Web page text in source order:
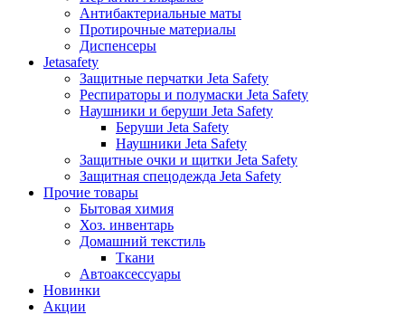
Антибактериальные маты
Протирочные материалы
Диспенсеры
Jetasafety
Защитные перчатки Jeta Safety
Респираторы и полумаски Jeta Safety
Наушники и беруши Jeta Safety
Беруши Jeta Safety
Наушники Jeta Safety
Защитные очки и щитки Jeta Safety
Защитная спецодежда Jeta Safety
Прочие товары
Бытовая химия
Хоз. инвентарь
Домашний текстиль
Ткани
Автоаксессуары
Новинки
Акции